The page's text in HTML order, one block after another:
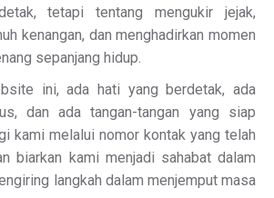
tetapi tentang mengukir jejak,
kenangan, dan menghadirkan momen
sepanjang hidup.
ini, ada hati yang berdetak, ada
dan ada tangan-tangan yang siap
kami melalui nomor kontak yang telah
biarkan kami menjadi sahabat dalam
langkah dalam menjemput masa